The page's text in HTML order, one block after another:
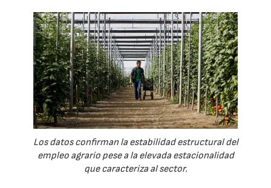
Los datos confirman la estabilidad estructural del
empleo agrario pese a la elevada estacionalidad
que caracteriza al sector.